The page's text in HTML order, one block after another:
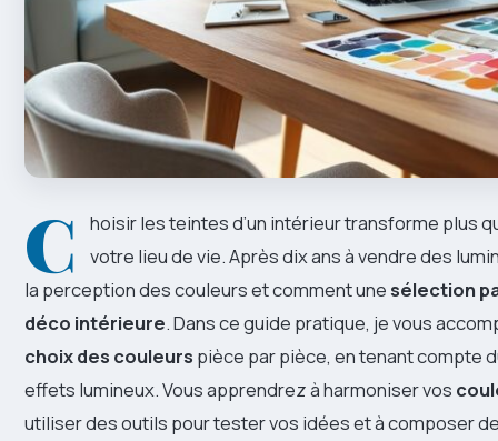
C
hoisir les teintes d’un intérieur transforme plus
votre lieu de vie. Après dix ans à vendre des
la perception des couleurs et comment unesélection
déco intérieure. Dans ce guide pratique, je vous
choix des couleurs pièce par pièce, en tenant compte
effets lumineux. Vous apprendrez à harmoniser vos
utiliser des outils pour tester vos idées et à composer